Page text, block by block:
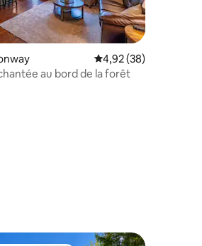
5, 49 commentaires
Note moyenne de
4,92 (38)
au bord de la forêt